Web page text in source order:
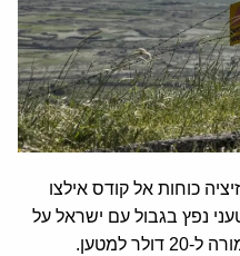
כוחות אל קודס אילצו
נפץ בגבול עם ישראל על
למטען.